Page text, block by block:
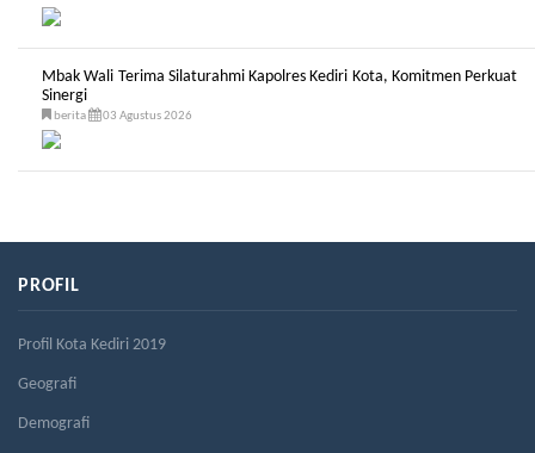
Mbak Wali Terima Silaturahmi Kapolres Kediri Kota, Komitmen Perkuat
Sinergi
berita 03 Agustus 2026
PROFIL
Profil Kota Kediri 2019
Geografi
Demografi